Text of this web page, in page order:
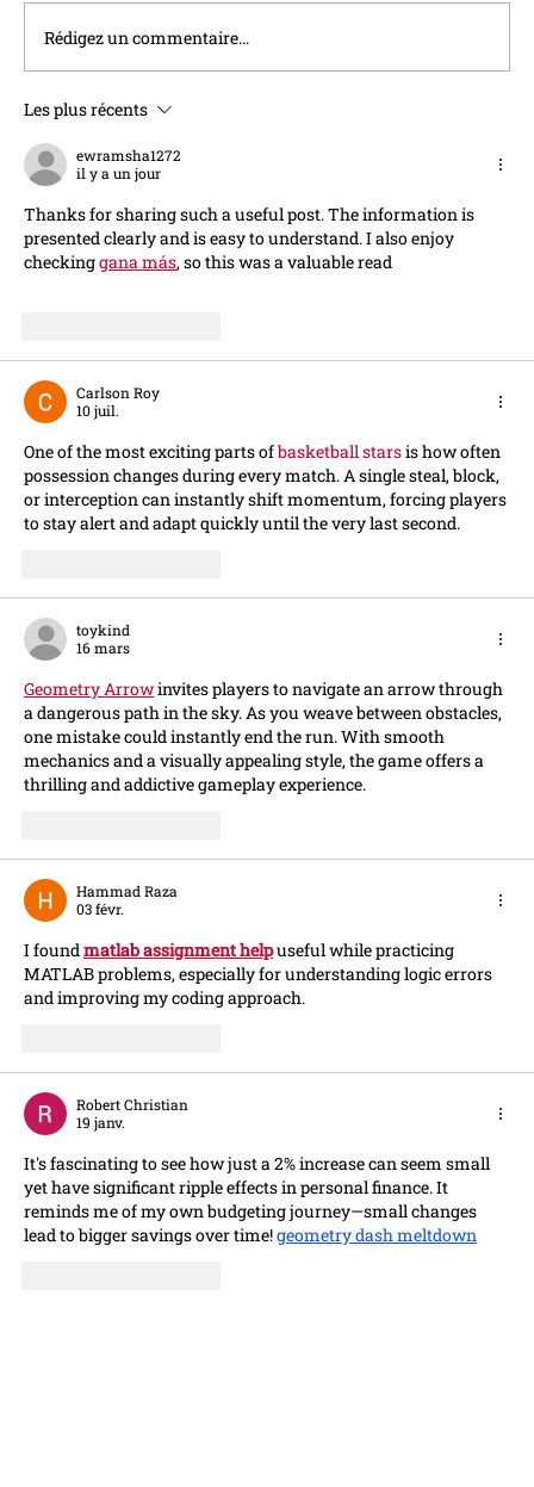
Rédigez un commentaire...
Les plus récents
ewramsha1272
il y a un jour
Thanks for sharing such a useful post. The information is
presented clearly and is easy to understand. I also enjoy
checking gana más, so this was a valuable read
Carlson Roy
10 juil.
One of the most exciting parts of basketball stars is how often
possession changes during every match. A single steal, block,
or interception can instantly shift momentum, forcing players
to stay alert and adapt quickly until the very last second.
toykind
16 mars
Geometry Arrow invites players to navigate an arrow through
a dangerous path in the sky. As you weave between obstacles,
one mistake could instantly end the run. With smooth
mechanics and a visually appealing style, the game offers a
thrilling and addictive gameplay experience.
Hammad Raza
03 févr.
I found matlab assignment help useful while practicing
MATLAB problems, especially for understanding logic errors
and improving my coding approach.
Robert Christian
19 janv.
It's fascinating to see how just a 2% increase can seem small
yet have significant ripple effects in personal finance. It
reminds me of my own budgeting journey—small changes
lead to bigger savings over time! geometry dash meltdown